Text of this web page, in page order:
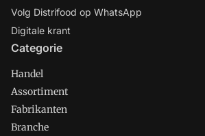
Volg Distrifood op WhatsApp
Digitale krant
Categorie
Handel
Assortiment
Fabrikanten
Branche